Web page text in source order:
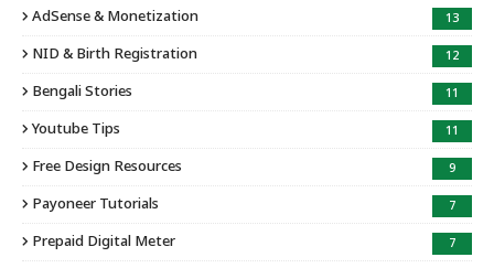
AdSense & Monetization 13
NID & Birth Registration 12
Bengali Stories 11
Youtube Tips 11
Free Design Resources 9
Payoneer Tutorials 7
Prepaid Digital Meter 7